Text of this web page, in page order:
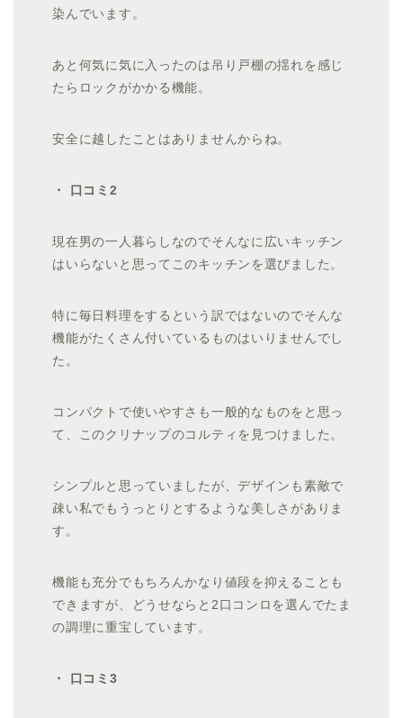
染んでいます。
あと何気に気に入ったのは吊り戸棚の揺れを感じ
たらロックがかかる機能。
安全に越したことはありませんからね。
・ 口コミ2
現在男の一人暮らしなのでそんなに広いキッチン
はいらないと思ってこのキッチンを選びました。
特に毎日料理をするという訳ではないのでそんな
機能がたくさん付いているものはいりませんでし
た。
コンパクトで使いやすさも一般的なものをと思っ
て、このクリナップのコルティを見つけました。
シンプルと思っていましたが、デザインも素敵で
疎い私でもうっとりとするような美しさがありま
す。
機能も充分でもちろんかなり値段を抑えることも
できますが、どうせならと2口コンロを選んでたま
の調理に重宝しています。
・ 口コミ3